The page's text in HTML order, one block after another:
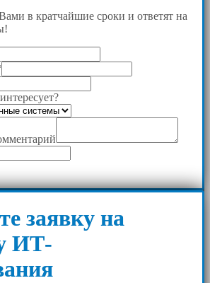
в кратчайшие сроки и ответят на
заявку на
ИТ-